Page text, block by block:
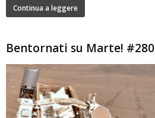
Continua a leggere
Bentornati su Marte! #280